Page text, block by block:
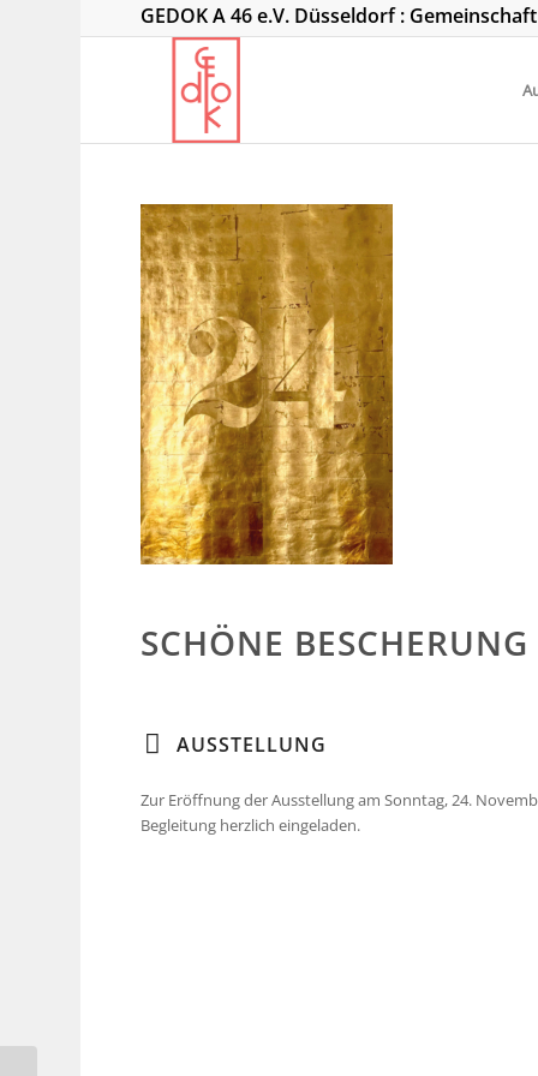
GEDOK A 46 e.V. Düsseldorf :
SCHÖNE BESCHERUNG
AUSSTELLUNG
Zur Eröffnung der Ausstellung am Sonntag, 24.
Begleitung herzlich eingeladen.